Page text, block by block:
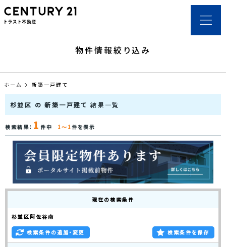
物件情報絞り込み
ホーム 新築一戸建て
杉並区 の 新築一戸建て結果一覧
検索結果： 1 件中 1～1件を表示
現在の検索条件
杉並区阿佐谷南
検索条件の追加・変更 検索条件を保存